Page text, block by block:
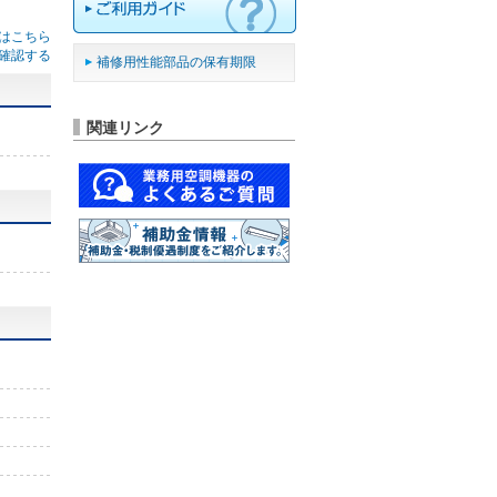
こちら
認する
補修用性能部品の保有期限
関連リンク